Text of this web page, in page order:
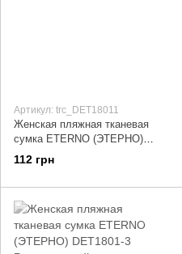
Артикул: trc_DET18011
Женская пляжная тканевая
сумка ETERNO (ЭТЕРНО)
DET1801-1 Бежевый
112 грн